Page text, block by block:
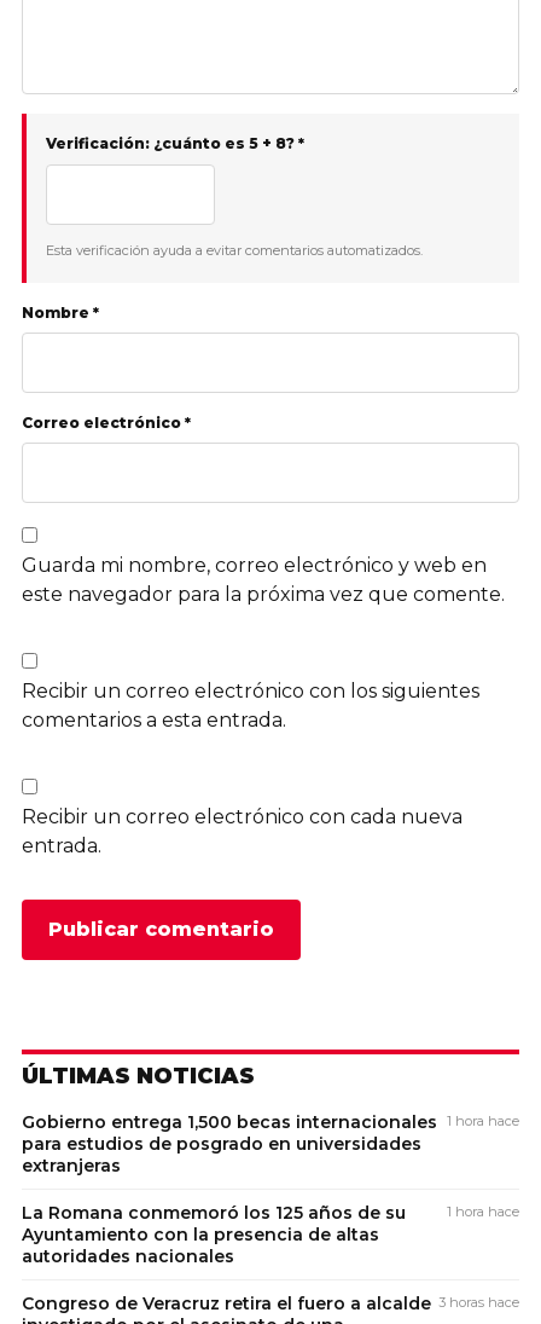
Verificación: ¿cuánto es 5 + 8? *
Esta verificación ayuda a evitar comentarios automatizados.
Nombre *
Correo electrónico *
Guarda mi nombre, correo electrónico y web en
este navegador para la próxima vez que comente.
Recibir un correo electrónico con los siguientes
comentarios a esta entrada.
Recibir un correo electrónico con cada nueva
entrada.
ÚLTIMAS NOTICIAS
Gobierno entrega 1,500 becas internacionales
para estudios de posgrado en universidades
extranjeras
1 hora hace
La Romana conmemoró los 125 años de su
Ayuntamiento con la presencia de altas
autoridades nacionales
1 hora hace
Congreso de Veracruz retira el fuero a alcalde 3 horas hace